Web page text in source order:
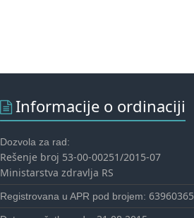
Informacije o ordinaciji
Dozvola za rad:
Rešenje broj 53-00-00251/2015-07
Ministarstva zdravlja RS
Registrovana u APR pod brojem:63960365